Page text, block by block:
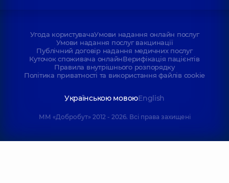
Угода користувачаУмови надання онлайн послуг
Умови надання послуг вакцинації
Публічний договір надання медичних послуг
Куточок споживача онлайнВерифікація пацієнтів
Правила внутрішнього розпорядку
Політика приватності та використання файлів cookie
Українською мовоюEnglish
ММ «Добробут» 2012 - 2026. Всі права захищені